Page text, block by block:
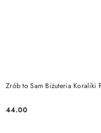
Zrób to Sam Biżuteria Koraliki
Cena:
44.00